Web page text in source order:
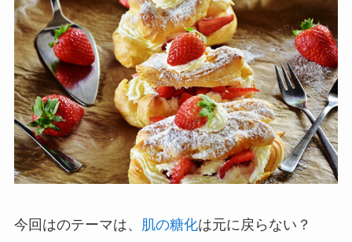
今回はのテーマは、 肌の糖化は元に戻らない？